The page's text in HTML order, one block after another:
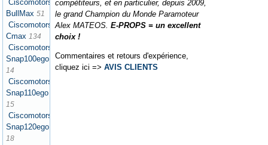
Ciscomotors
BullMax 51
Ciscomotors
Cmax 134
Ciscomotors
Snap100ego
14
Ciscomotors
Snap110ego
15
Ciscomotors
Snap120ego
18
compétiteurs, et en particulier, depuis 2009,
le grand Champion du Monde Paramoteur
Alex MATEOS.E-PROPS = un excellent
choix !
Commentaires et retours d'expérience,
cliquez ici =>AVIS CLIENTS